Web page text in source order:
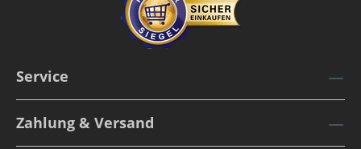
Service
Zahlung & Versand